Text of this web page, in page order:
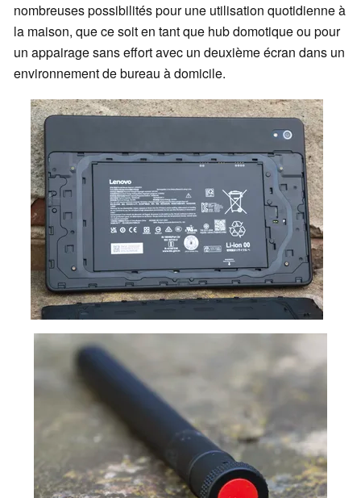
nombreuses possibilités pour une utilisation quotidienne à
la maison, que ce soit en tant que hub domotique ou pour
un appairage sans effort avec un deuxième écran dans un
environnement de bureau à domicile.